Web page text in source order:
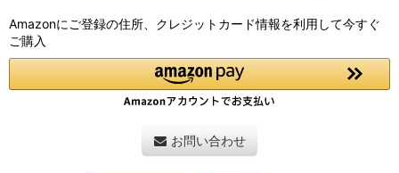
Amazonにご登録の住所、クレジットカード情報を利用して今すぐ
ご購入
お問い合わせ